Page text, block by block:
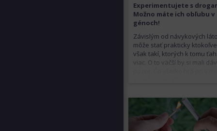
Experimentujete s
Možno máte ich obľubu v
génoch!
Závislým od návykových
môže stať prakticky
však takí, ktorých k tomu
viac. O to väčší by si mali